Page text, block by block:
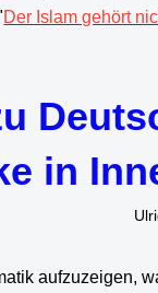
Der Islam gehört
in
aufzuzeigen,